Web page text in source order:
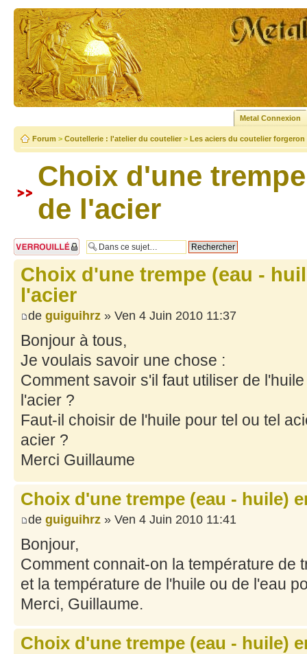
Metal Connexion
Forum > Coutellerie : l'atelier du coutelier > Les aciers du coutelier forgeron
Choix d'une
de l'acier
Sujet verrouillé
Choix d'une trempe (eau -
l'acier
de guiguihrz » Ven 4 Juin 2010 11:37
Bonjour à tous,
Je voulais savoir une chose :
Comment savoir s'il faut utiliser de
l'acier ?
Faut-il choisir de l'huile pour tel ou tel
acier ?
Merci Guillaume
Choix d'une trempe (eau - huile)
de guiguihrz » Ven 4 Juin 2010 11:41
Bonjour,
Comment connait-on la température de
et la température de l'huile ou de l'eau
Merci, Guillaume.
Choix d'une trempe (eau - huile)